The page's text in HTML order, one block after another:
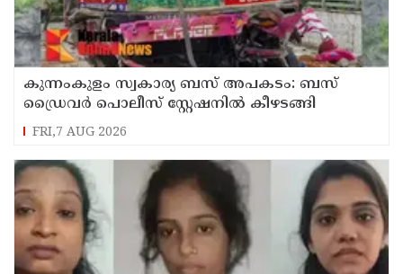
കുന്നംകുളം സ്വകാര്യ ബസ് അപകടം: ബസ്
ഡ്രൈവർ പൊലീസ് സ്റ്റേഷനിൽ കീഴടങ്ങി
FRI,7 AUG 2026